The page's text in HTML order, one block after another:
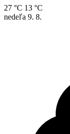
27 °C 13 °C
nedeľa 9. 8.